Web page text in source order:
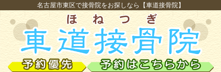
名古屋市東区で接骨院をお探しなら【車道接骨院】